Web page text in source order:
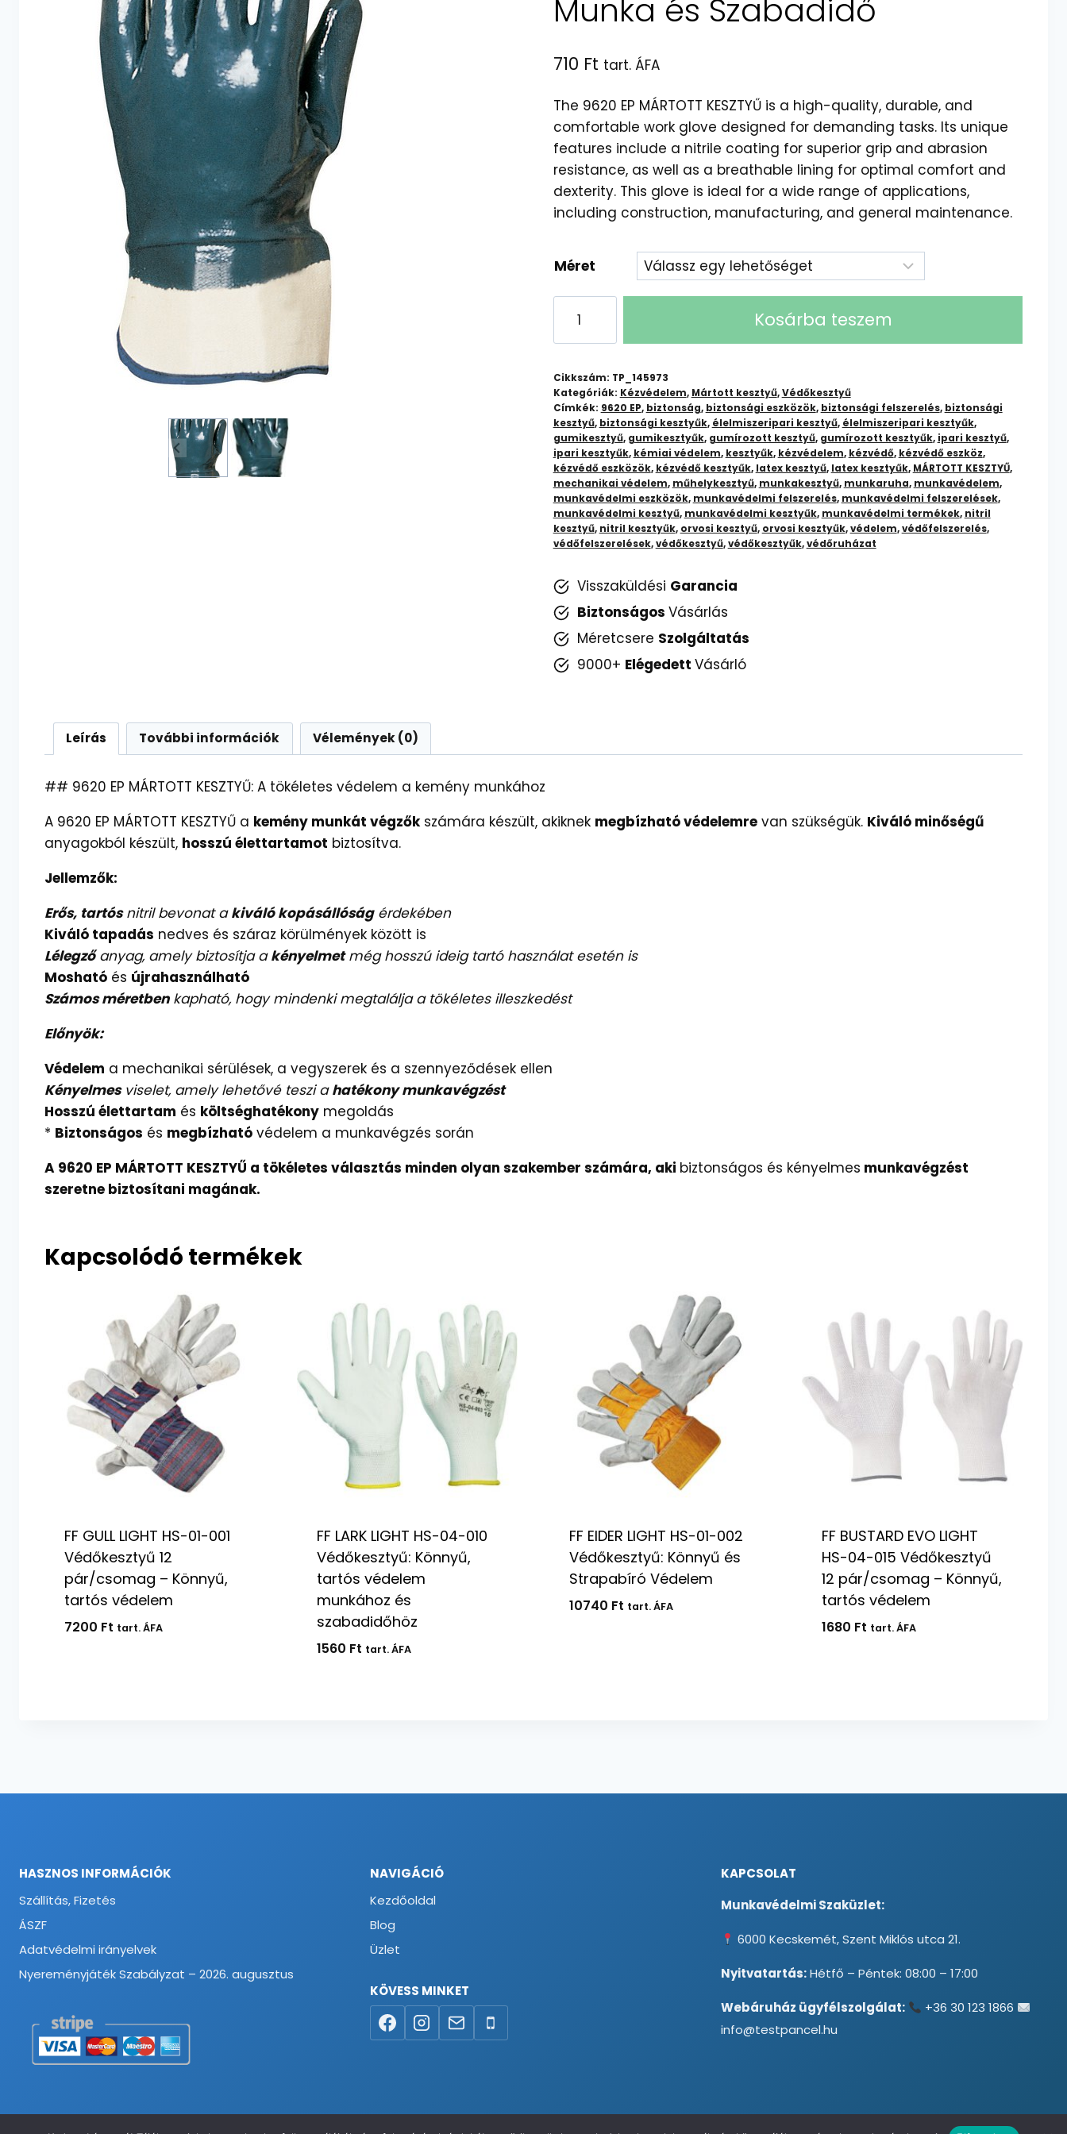
Munka és Szabadidő
710 Ft tart. ÁFA
The 9620 EP MÁRTOTT KESZTYŰ is a high-quality, durable, and
comfortable work glove designed for demanding tasks. Its unique
features include a nitrile coating for superior grip and abrasion
resistance, as well as a breathable lining for optimal comfort and
dexterity. This glove is ideal for a wide range of applications,
including construction, manufacturing, and general maintenance.
Méret
Mártott
Kesztyű:
Kiváló
Minőségű
Védelem
Munka
és
Szabadidő
mennyiség
Kosárba teszem
Cikkszám: TP_145973
Kategóriák: Kézvédelem, Mártott kesztyű,Védőkesztyű
Címkék: 9620 EP, biztonság, biztonsági eszközök, biztonsági felszerelés, biztonsági
kesztyű, biztonsági kesztyűk, élelmiszeripari kesztyű, élelmiszeripari kesztyűk,
gumikesztyű, gumikesztyűk, gumírozott kesztyű, gumírozott kesztyűk, ipari kesztyű,
ipari kesztyűk, kémiai védelem, kesztyűk, kézvédelem, kézvédő, kézvédő eszköz,
kézvédő eszközök, kézvédő kesztyűk, latex kesztyű, latex kesztyűk, MÁRTOTT KESZTYŰ,
mechanikai védelem, műhelykesztyű, munkakesztyű, munkaruha, munkavédelem,
munkavédelmi eszközök, munkavédelmi felszerelés, munkavédelmi felszerelések,
munkavédelmi kesztyű, munkavédelmi kesztyűk, munkavédelmi termékek, nitril
kesztyű, nitril kesztyűk, orvosi kesztyű, orvosi kesztyűk,védelem,védőfelszerelés,
védőfelszerelések,védőkesztyű,védőkesztyűk,védőruházat
Visszaküldési Garancia
Biztonságos Vásárlás
Méretcsere Szolgáltatás
9000+ Elégedett Vásárló
Leírás További információk Vélemények (0)
## 9620 EP MÁRTOTT KESZTYŰ: A tökéletes védelem a kemény munkához
A 9620 EP MÁRTOTT KESZTYŰ a kemény munkát végzőkszámára készült, akiknek megbízható védelemre van szükségük. Kiváló minőségű
anyagokból készült, hosszú élettartamot biztosítva.
Jellemzők:
Erős, tartósnitril bevonat akiváló kopásállóságérdekében
Kiváló tapadás nedves és száraz körülmények között is
Lélegzőanyag, amely biztosítja akényelmetmég hosszú ideig tartó használat esetén is
Mosható és újrahasználható
Számos méretbenkapható, hogy mindenki megtalálja a tökéletes illeszkedést
Előnyök:
Védelem a mechanikai sérülések, a vegyszerek és a szennyeződések ellen
Kényelmesviselet, amely lehetővé teszi ahatékony munkavégzést
Hosszú élettartam és költséghatékony megoldás
* Biztonságos és megbízható védelem a munkavégzés során
A 9620 EP MÁRTOTT KESZTYŰ a tökéletes választás minden olyan szakember számára, aki biztonságos és kényelmes munkavégzést
szeretne biztosítani magának.
Kapcsolódó termékek
FF GULL LIGHT HS-01-001
Védőkesztyű 12
pár/csomag – Könnyű,
tartós védelem
7200 Ft tart. ÁFA
FF LARK LIGHT HS-04-010
Védőkesztyű: Könnyű,
tartós védelem
munkához és
szabadidőhöz
1560 Ft tart. ÁFA
FF EIDER LIGHT HS-01-002
Védőkesztyű: Könnyű és
Strapabíró Védelem
10740 Ft tart. ÁFA
FF BUSTARD EVO LIGHT
HS-04-015 Védőkesztyű
12 pár/csomag – Könnyű,
tartós védelem
1680 Ft tart. ÁFA
HASZNOS INFORMÁCIÓK
Szállítás, Fizetés
ÁSZF
Adatvédelmi irányelvek
Nyereményjáték Szabályzat – 2026. augusztus
NAVIGÁCIÓ
Kezdőoldal
Blog
Üzlet
KÖVESS MINKET
KAPCSOLAT
Munkavédelmi Szaküzlet:
6000 Kecskemét, Szent Miklós utca 21.
Nyitvatartás:Hétfő – Péntek: 08:00 – 17:00
Webáruház ügyfélszolgálat:
+36 30 123 1866
info@testpancel.hu